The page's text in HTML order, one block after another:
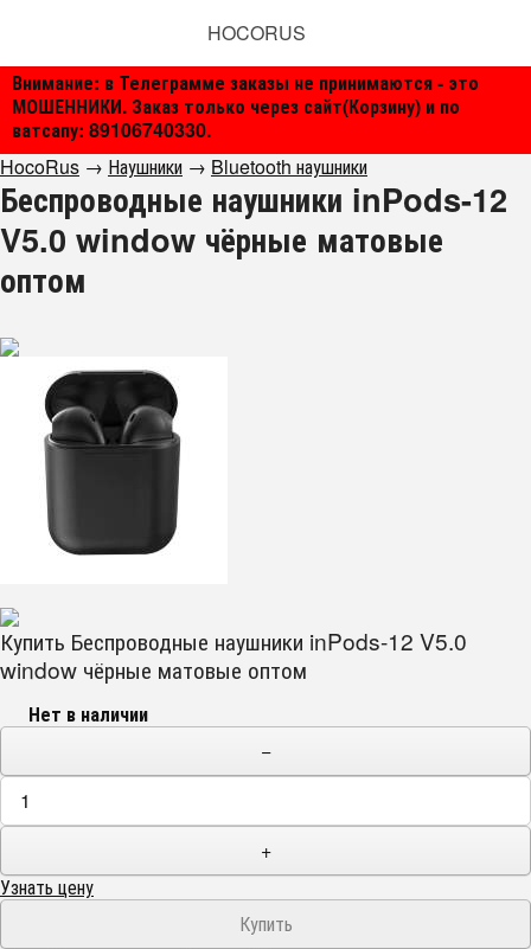
Внимание: в Телеграмме заказы не принимаются - это
МОШЕННИКИ. Заказ только через сайт(Корзину) и по
ватсапу: 89106740330.
HOCORUS
HocoRus → Наушники → Bluetooth наушники
Беспроводные наушники inPods-12
V5.0 window чёрные матовые
оптом
Купить Беспроводные наушники inPods-12 V5.0
window чёрные матовые оптом
Нет в наличии
−
+
Узнать цену